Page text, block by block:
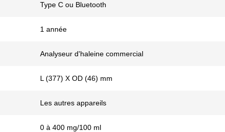
Type C ou Bluetooth
1 année
Analyseur d'haleine commercial
L (377) X OD (46) mm
Les autres appareils
0 à 400 mg/100 ml